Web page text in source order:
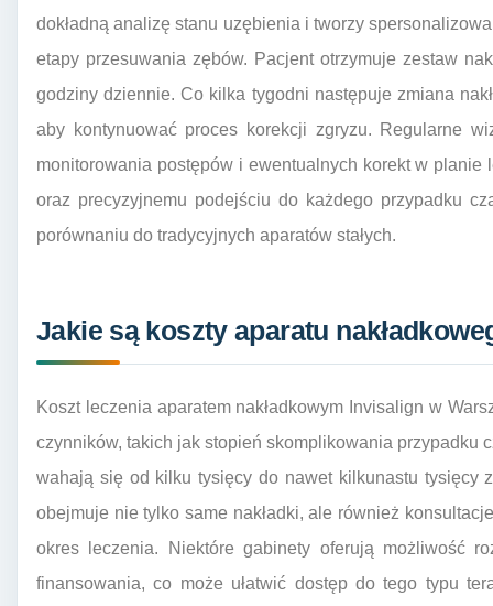
dokładną analizę stanu uzębienia i tworzy
etapy przesuwania zębów. Pacjent otrzymuje zestaw
godziny dziennie. Co kilka tygodni następuje zmiana
aby kontynuować proces korekcji zgryzu. Regularne
monitorowania postępów i ewentualnych korekt w
oraz precyzyjnemu podejściu do każdego przypadku
porównaniu do tradycyjnych aparatów stałych.
Jakie są koszty aparatu
Koszt leczenia aparatem nakładkowym Invisalign w
czynników, takich jak stopień skomplikowania przypadku
wahają się od kilku tysięcy do nawet kilkunastu tysięcy
obejmuje nie tylko same nakładki, ale również
okres leczenia. Niektóre gabinety oferują możliwość
finansowania, co może ułatwić dostęp do tego typu